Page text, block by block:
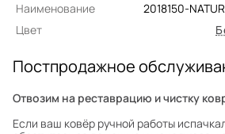
Наименование
2018150-
Цвет
Постпродажное
Отвозим на реставрацию и чистку
Если ваш ковёр ручной работы